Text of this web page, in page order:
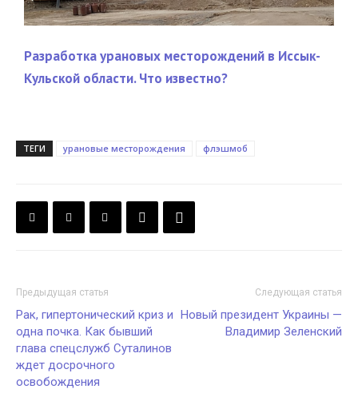
Разработка урановых месторождений в Иссык-
Кульской области. Что известно?
ТЕГИ урановые месторождения флэшмоб
Предыдущая статья
Рак, гипертонический криз и
одна почка. Как бывший
глава спецслужб Суталинов
ждет досрочного
освобождения
Следующая статья
Новый президент Украины —
Владимир Зеленский